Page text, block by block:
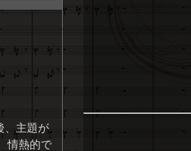
、主題が
情熱的で